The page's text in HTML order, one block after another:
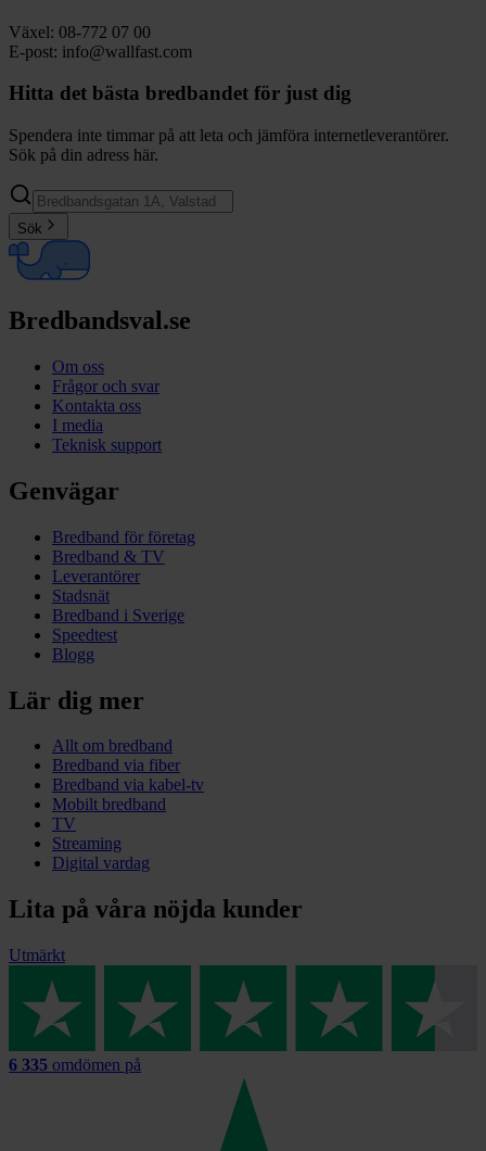
Växel: 08-772 07 00
E-post: info@wallfast.com
Hitta det bästa bredbandet för just dig
Spendera inte timmar på att leta och jämföra internetleverantörer.
Sök på din adress här.
Sök
Bredbandsval.se
Om oss
Frågor och svar
Kontakta oss
I media
Teknisk support
Genvägar
Bredband för företag
Bredband & TV
Leverantörer
Stadsnät
Bredband i Sverige
Speedtest
Blogg
Lär dig mer
Allt om bredband
Bredband via fiber
Bredband via kabel-tv
Mobilt bredband
TV
Streaming
Digital vardag
Lita på våra nöjda kunder
Utmärkt
6 335 omdömen på